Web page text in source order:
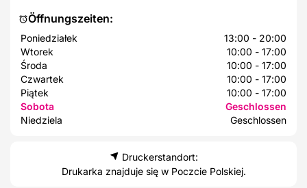
Öffnungszeiten:
Poniedziałek
13:00 - 20:00
Wtorek
10:00 - 17:00
Środa
10:00 - 17:00
Czwartek
10:00 - 17:00
Piątek
10:00 - 17:00
Sobota
Geschlossen
Niedziela
Geschlossen
Druckerstandort:
Drukarka znajduje się w Poczcie Polskiej.